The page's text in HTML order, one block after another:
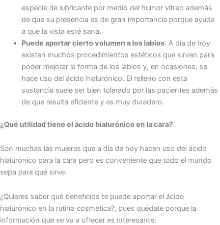
especie de lubricante por medio del humor vítreo además
de que su presencia es de gran importancia porque ayuda
a que la vista esté sana.
Puede aportar cierto volumen a los labios: A día de hoy
existen muchos procedimientos estéticos que sirven para
poder mejorar la forma de los labios y, en ocasiones, se
hace uso del ácido hialurónico. El relleno con esta
sustancia suele ser bien tolerado por las pacientes además
de que resulta eficiente y es muy duradero.
¿Qué utilidad tiene el ácido hialurónico en la cara?
Son muchas las mujeres que a día de hoy hacen uso del ácido
hialurónico para la cara pero es conveniente que todo el mundo
sepa para qué sirve.
¿Quieres saber qué beneficios te puede aportar el ácido
hialurónico en la rutina cosmética?, pues quédate porque la
información que se va a ofrecer es interesante: